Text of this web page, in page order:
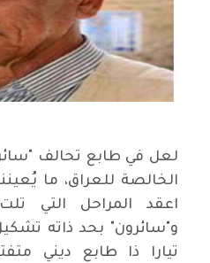
لعل في طابع تحالف
الخالصة للعراق، ما
اعقد المراحل التي
و"سائرون" بحد ذاته
تيارا ذا طابع ديني